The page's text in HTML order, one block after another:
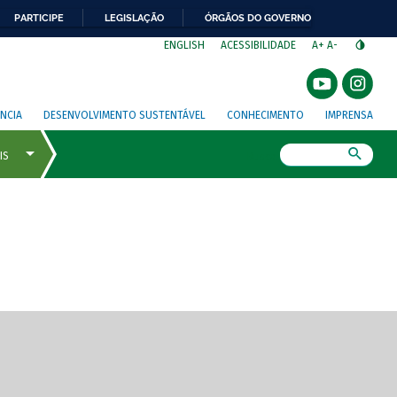
PARTICIPE LEGISLAÇÃO ÓRGÃOS DO GOVERNO
ENGLISH ACESSIBILIDADE A+ A-
DESENVOLVIMENTO SUSTENTÁVEL CONHECIMENTO IMPRENSA
de tela